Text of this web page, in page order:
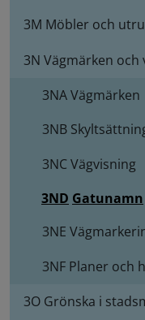
3M Möbler och
3N Vägmärken
3NAVägmärken
3NB
3NC Vägvisning
3ND Gatunamn
3NE
3NF Planer och
3O Grönska i